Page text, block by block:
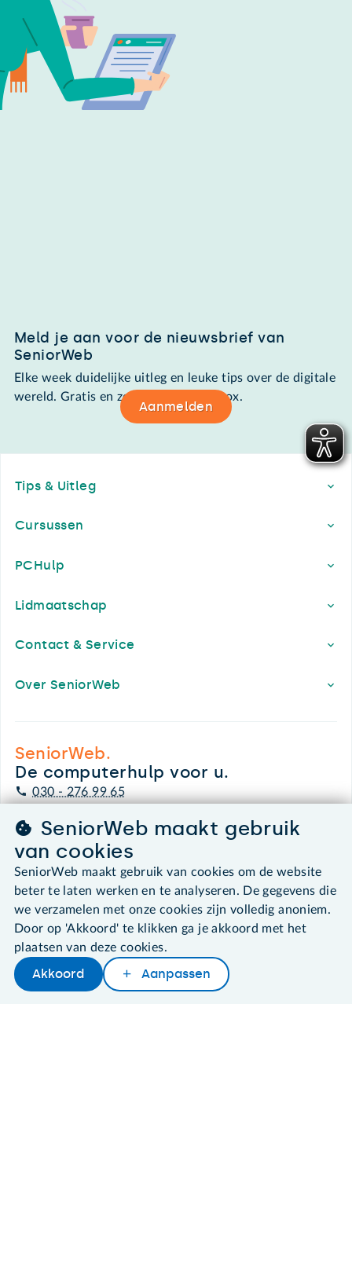
Later lezen Delen Woordenboek
Meld je aan voor de nieuwsbrief van
SeniorWeb
Elke week duidelijke uitleg en leuke tips over de digitale
wereld. Gratis en zomaar in de mailbox.
Aanmelden
Tips & Uitleg
Cursussen
PCHulp
Lidmaatschap
Contact & Service
Over SeniorWeb
SeniorWeb.
De computerhulp voor u.
030 - 276 99 65
©2026 SeniorWeb
Algemene voorwaarden
Cookies en cookie-instellingen
Disclaimer
Privacybeleid
SeniorWeb maakt gebruik
van cookies
SeniorWeb maakt gebruik van cookies om de website
beter te laten werken en te analyseren. De gegevens die
we verzamelen met onze cookies zijn volledig anoniem.
Door op 'Akkoord' te klikken ga je akkoord met het
plaatsen van deze cookies.
Akkoord Aanpassen